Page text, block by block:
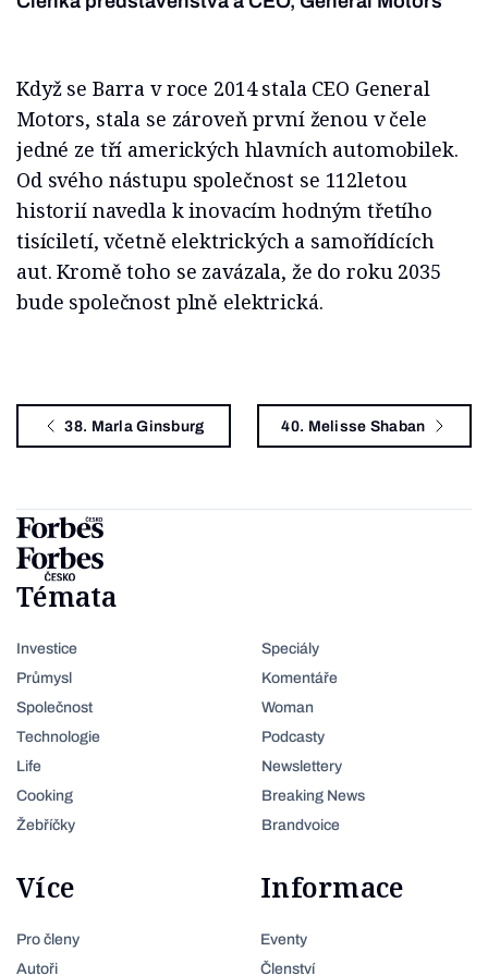
Když se Barra v roce 2014 stala CEO General
Motors, stala se zároveň první ženou v čele
jedné ze tří amerických hlavních automobilek.
Od svého nástupu společnost se 112letou
historií navedla k inovacím hodným třetího
tisíciletí, včetně elektrických a samořídících
aut. Kromě toho se zavázala, že do roku 2035
bude společnost plně elektrická.
38. Marla Ginsburg 40. Melisse Shaban
Témata
Investice
Průmysl
Společnost
Technologie
Life
Cooking
Žebříčky
Speciály
Komentáře
Woman
Podcasty
Newslettery
Breaking News
Brandvoice
Více
Pro členy
Autoři
Informace
Eventy
Členství